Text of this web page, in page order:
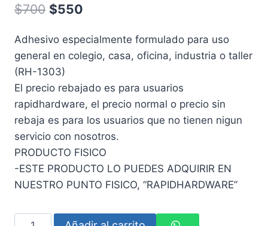
$700 El
original
era:
$700.
$550
actual
$550.
Adhesivo especialmente formulado para uso
general en colegio, casa, oficina, industria o taller
(RH-1303)
El precio rebajado es para usuarios
rapidhardware, el precio normal o precio sin
rebaja es para los usuarios que no tienen nigun
servicio con nosotros.
PRODUCTO FISICO
-ESTE PRODUCTO LO PUEDES ADQUIRIR EN
NUESTRO PUNTO FISICO, “RAPIDHARDWARE”
PEGANTE